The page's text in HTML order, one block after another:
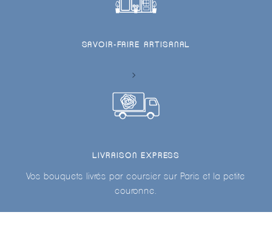
SAVOIR-FAIRE ARTISANAL
LIVRAISON EXPRESS
Vos bouquets livrés par coursier sur Paris et la petite
couronne.